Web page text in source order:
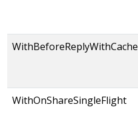
WithBeforeReplyWithCache
WithOnShareSingleFlight